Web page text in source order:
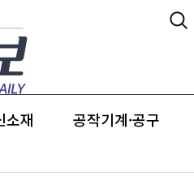
소재 공작기계·공구